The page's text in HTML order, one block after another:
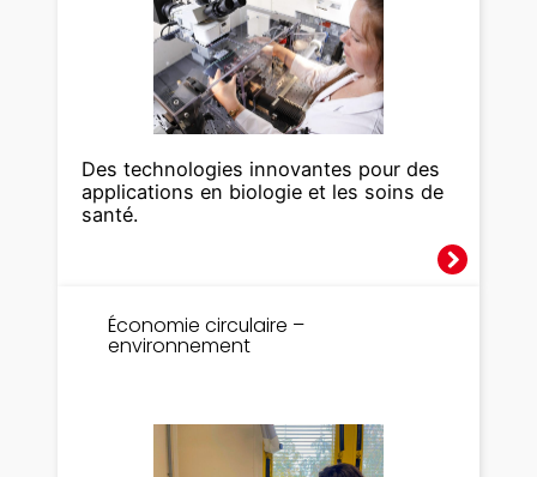
Des technologies innovantes pour des
applications en biologie et les soins de
santé.
Économie circulaire –
environnement